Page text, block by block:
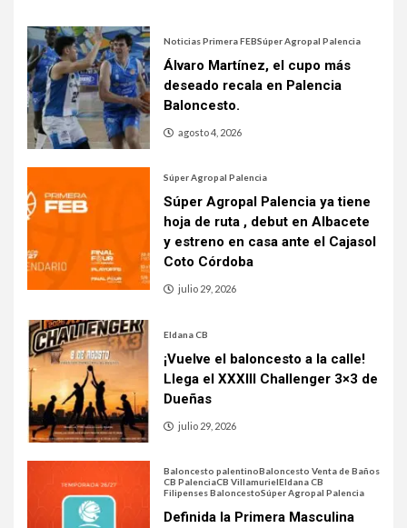
Noticias Primera FEBSúper Agropal Palencia
Álvaro Martínez, el cupo más
deseado recala en Palencia
Baloncesto.
agosto 4, 2026
Súper Agropal Palencia
Súper Agropal Palencia ya tiene
hoja de ruta , debut en Albacete
y estreno en casa ante el Cajasol
Coto Córdoba
julio 29, 2026
Eldana CB
¡Vuelve el baloncesto a la calle!
Llega el XXXIII Challenger 3×3 de
Dueñas
julio 29, 2026
Baloncesto palentinoBaloncesto Venta de Baños
CB PalenciaCB VillamurielEldana CB
Filipenses BaloncestoSúper Agropal Palencia
Definida la Primera Masculina